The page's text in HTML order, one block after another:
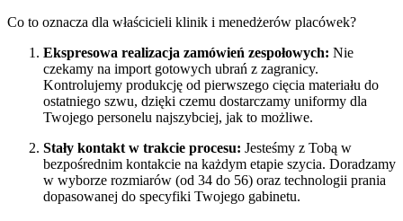
Co to oznacza dla właścicieli klinik i menedżerów placówek?
Ekspresowa realizacja zamówień zespołowych: Nie
czekamy na import gotowych ubrań z zagranicy.
Kontrolujemy produkcję od pierwszego cięcia materiału do
ostatniego szwu, dzięki czemu dostarczamy uniformy dla
Twojego personelu najszybciej, jak to możliwe.
Stały kontakt w trakcie procesu: Jesteśmy z Tobą w
bezpośrednim kontakcie na każdym etapie szycia. Doradzamy
w wyborze rozmiarów (od 34 do 56) oraz technologii prania
dopasowanej do specyfiki Twojego gabinetu.